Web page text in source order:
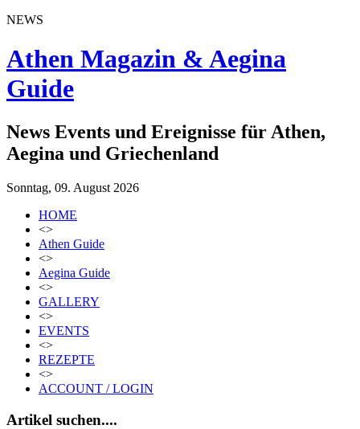
NEWS
Athen Magazin & Aegina
Guide
News Events und Ereignisse für Athen,
Aegina und Griechenland
Sonntag, 09. August 2026
HOME
<>
Athen Guide
<>
Aegina Guide
<>
GALLERY
<>
EVENTS
<>
REZEPTE
<>
ACCOUNT / LOGIN
Artikel suchen....